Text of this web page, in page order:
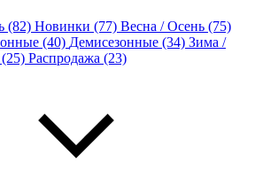
(82) Новинки (77) Весна / Осень (75)
(40) Демисезонные (34) Зима /
Распродажа (23)